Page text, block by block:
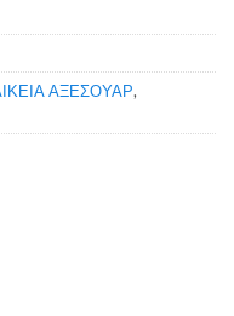
ΑΞΕΣΟΥΑΡ,